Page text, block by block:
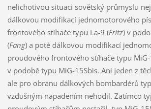
nelichotivou situaci sovětský průmyslu
dálkovou modifikací jednomotorového
frontového stíhače typu La-9 (Fritz) v
(Fang) a poté dálkovou modifikací
proudového frontového stíhače typu
v podobě typu MiG-15Sbis. Ani jeden z
ale pro obranu dálkových bombardérů
vzdušným napadením nehodil. Zatímco